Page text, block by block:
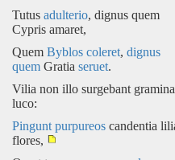
Tutus adulterio, dignus quem
Cypris amaret,
Quem Byblos coleret, dignus
quem Gratia seruet.
Vilia non illo surgebant gramina
luco:
Pingunt purpureos candentia
flores,